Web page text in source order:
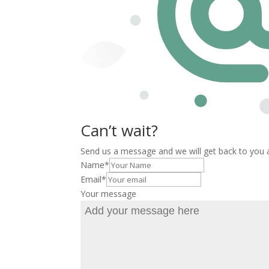
Can’t wait?
Send us a message and we will get back to you
Name*
Email*
Your message